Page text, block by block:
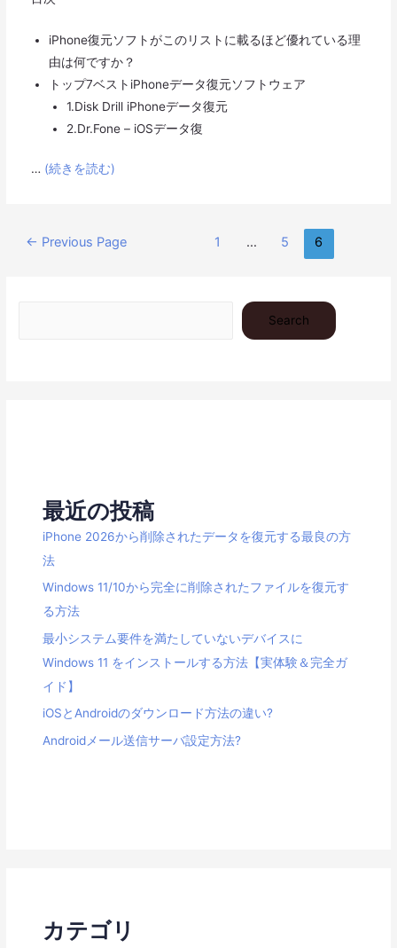
Search
最近の投稿
iPhone 2026から削除されたデータを復元する最良の方
法
Windows 11/10から完全に削除されたファイルを復元す
る方法
最小システム要件を満たしていないデバイスに
Windows 11 をインストールする方法【実体験＆完全ガ
イド】
iOSとAndroidのダウンロード方法の違い?
Androidメール送信サーバ設定方法?
カテゴリ
iPhone復元ソフトがこのリストに載るほど優れている理
由は何ですか？
トップ7ベストiPhoneデータ復元ソフトウェア
1.Disk Drill iPhoneデータ復元
2.Dr.Fone – iOSデータ復
… (続きを読む)
Posts
← Previous Page 1 … 5 6